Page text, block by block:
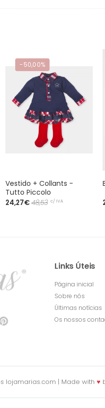
-50,00%
Vestido + Collants -
Tutto Piccolo
24,27€ 48,53 c/ IVA
Links Úteis
Página inicial
Sobre nós
Últimas notícias
Os nossos
lojamarias.com | Made with ♥